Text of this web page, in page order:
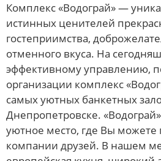
Комплекс «Водограй» —
истинных ценителей
гостеприимства,
отменного вкуса. На
эффективному управлению,
организации комплекс
самых уютных банкетных
Днепропетровске.
уютное место, где Вы можете
компании друзей. В нашем